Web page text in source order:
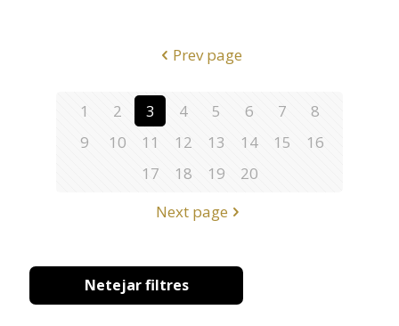
Prev page
1 2 3 4 5 6 7
8
9
10 11 12 13 14 15
16
17
18 19
20
Next page
Netejar filtres